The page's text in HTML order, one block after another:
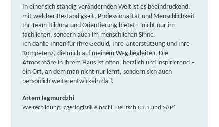
In einer sich ständig verändernden Welt ist es beeindruckend,
mit welcher Beständigkeit, Professionalität und Menschlichkeit
Ihr Team Bildung und Orientierung bietet – nicht nur im
fachlichen, sondern auch im menschlichen Sinne.
Ich danke Ihnen für Ihre Geduld, Ihre Unterstützung und Ihre
Kompetenz, die mich auf meinem Weg begleiten. Die
Atmosphäre in Ihrem Haus ist offen, herzlich und inspirierend –
ein Ort, an dem man nicht nur lernt, sondern sich auch
persönlich weiterentwickeln darf.
Artem Iagmurdzhi
Weiterbildung Lagerlogistik einschl. Deutsch C1.1 und SAP®